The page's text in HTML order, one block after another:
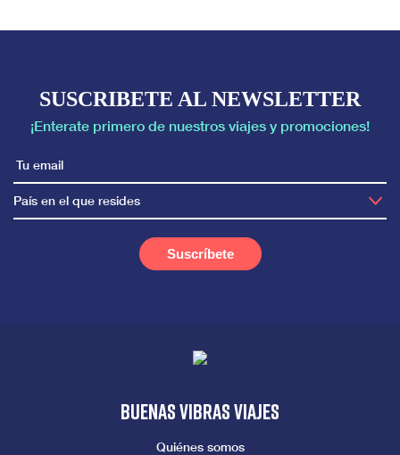
SUSCRIBETE AL NEWSLETTER
¡Enterate primero de nuestros viajes y promociones!
País en el que resides
Buenas vibras viajes
Quiénes somos